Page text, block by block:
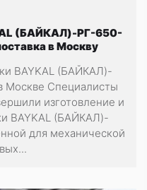
(БАЙКАЛ)-РГ-650-
в Москву
BAYKAL (БАЙКАЛ)-
Москве Специалисты
изготовление и
BAYKAL (БАЙКАЛ)-
для механической